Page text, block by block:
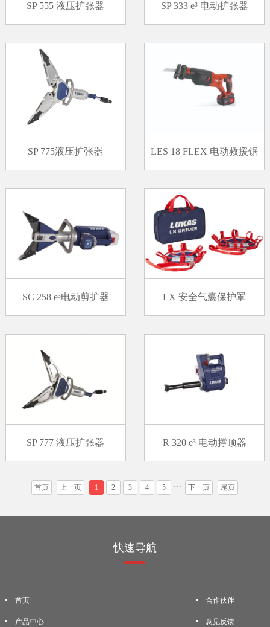
SP 555 液压扩张器 SP 333 e³ 电动扩张器
SP 775液压扩张器 LES 18 FLEX 电动救援锯
SC 258 e³电动剪扩器 LX 安全气囊保护罩
SP 777 液压扩张器 R 320 e³ 电动撑顶器
首页 上一页 1 2 3 4 5 ··· 下一页 尾页
快速导航
首页
产品中心
合作伙伴
意见反馈